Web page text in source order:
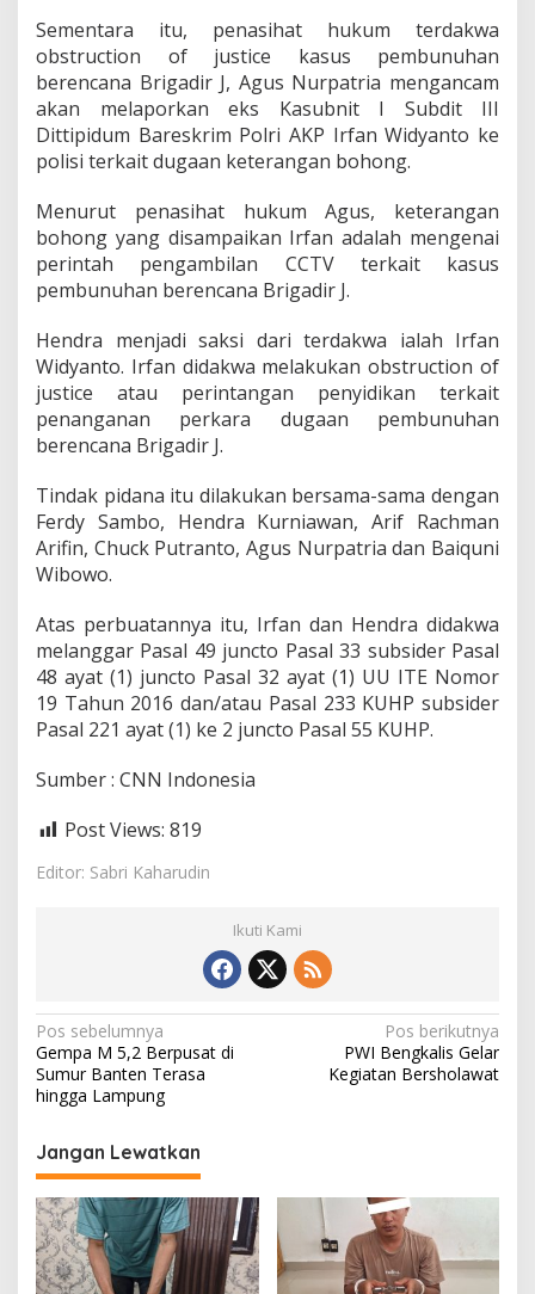
Sementara itu, penasihat hukum terdakwa
obstruction of justice kasus pembunuhan
berencana Brigadir J, Agus Nurpatria mengancam
akan melaporkan eks Kasubnit I Subdit III
Dittipidum Bareskrim Polri AKP Irfan Widyanto ke
polisi terkait dugaan keterangan bohong.
Menurut penasihat hukum Agus, keterangan
bohong yang disampaikan Irfan adalah mengenai
perintah pengambilan CCTV terkait kasus
pembunuhan berencana Brigadir J.
Hendra menjadi saksi dari terdakwa ialah Irfan
Widyanto. Irfan didakwa melakukan obstruction of
justice atau perintangan penyidikan terkait
penanganan perkara dugaan pembunuhan
berencana Brigadir J.
Tindak pidana itu dilakukan bersama-sama dengan
Ferdy Sambo, Hendra Kurniawan, Arif Rachman
Arifin, Chuck Putranto, Agus Nurpatria dan Baiquni
Wibowo.
Atas perbuatannya itu, Irfan dan Hendra didakwa
melanggar Pasal 49 juncto Pasal 33 subsider Pasal
48 ayat (1) juncto Pasal 32 ayat (1) UU ITE Nomor
19 Tahun 2016 dan/atau Pasal 233 KUHP subsider
Pasal 221 ayat (1) ke 2 juncto Pasal 55 KUHP.
Sumber : CNN Indonesia
Post Views: 819
Editor: Sabri Kaharudin
Ikuti Kami
N
a
v
i
g
a
s
i
Pos sebelumnya
Gempa M 5,2 Berpusat di
Sumur Banten Terasa
hingga Lampung
Pos berikutnya
PWI Bengkalis Gelar
Kegiatan Bersholawat
Jangan Lewatkan